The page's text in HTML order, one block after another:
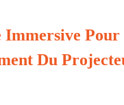
Immersive
Du